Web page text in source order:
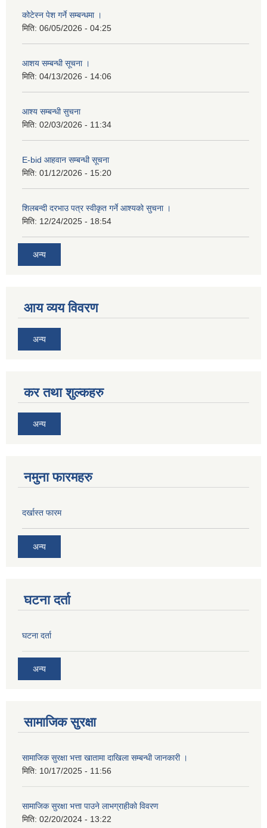
कोटेस्न पेश गर्ने सम्बन्धमा ।
मिति: 06/05/2026 - 04:25
आशय सम्बन्धी सूचना ।
मिति: 04/13/2026 - 14:06
आश्य सम्बन्धी सुचना
मिति: 02/03/2026 - 11:34
E-bid आहवान सम्बन्धी सूचना
मिति: 01/12/2026 - 15:20
शिलबन्दी दरभाउ पत्र स्वीकृत गर्ने आश्यको सुचना ।
मिति: 12/24/2025 - 18:54
अन्य
आय व्यय विवरण
अन्य
कर तथा शुल्कहरु
अन्य
नमुना फारमहरु
दर्खास्त फारम
अन्य
घटना दर्ता
घटना दर्ता
अन्य
सामाजिक सुरक्षा
सामाजिक सुरक्षा भत्ता खातामा दाखिला सम्बन्धी जानकारी ।
मिति: 10/17/2025 - 11:56
सामाजिक सुरक्षा भत्ता पाउने लाभग्राहीको विवरण
मिति: 02/20/2024 - 13:22